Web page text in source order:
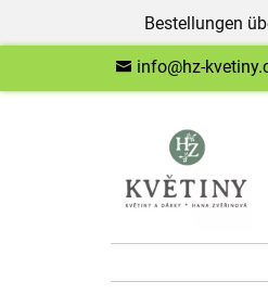
Bestellungen
info@hz-